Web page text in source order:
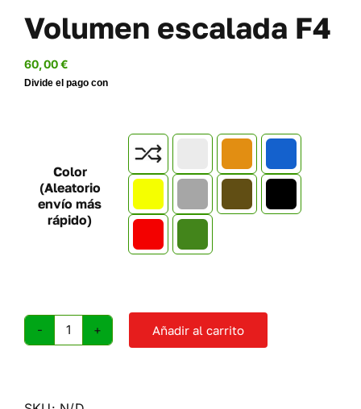
Volumen escalada F4
60,00€
Color
(Aleatorio
envío más
rápido)
Volumen
cantidad
Añadir al carrito